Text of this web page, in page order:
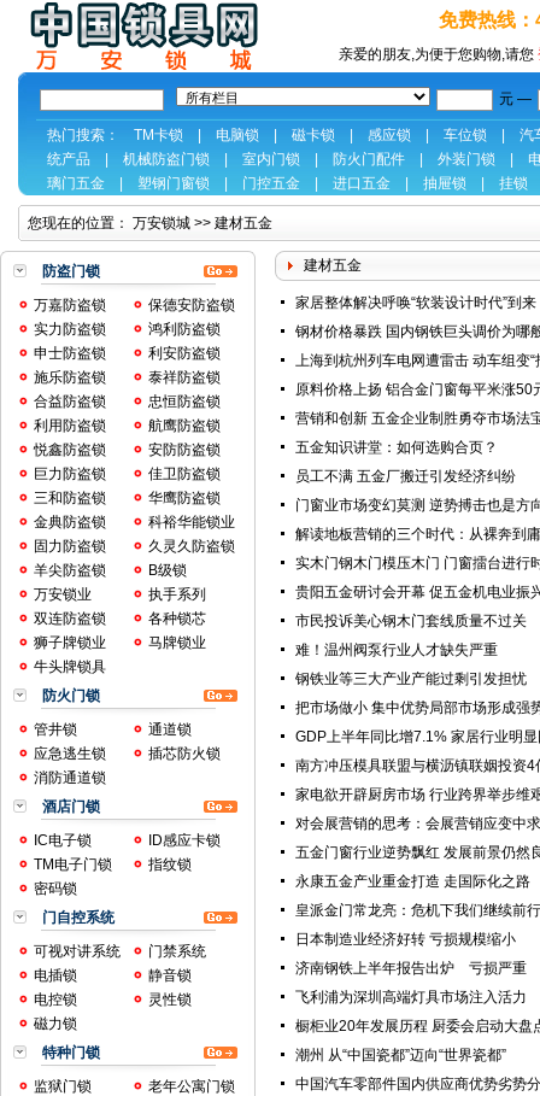
免费热线
亲爱的朋友,为便于您购物,请您
元 —
热门搜索： TM卡锁 电脑锁 磁卡锁 感应锁 车位锁
汽
统产品
机械防盗门锁 室内门锁 防火门配件 外装门锁
璃门五金
塑钢门窗锁 门控五金 进口五金 抽屉锁 挂锁
您现在的位置： 万安锁城 >> 建材五金
防盗门锁
万嘉防盗锁
保德安防盗锁
实力防盗锁
鸿利防盗锁
申士防盗锁
利安防盗锁
施乐防盗锁
泰祥防盗锁
合益防盗锁
忠恒防盗锁
利用防盗锁
航鹰防盗锁
悦鑫防盗锁
安防防盗锁
巨力防盗锁
佳卫防盗锁
三和防盗锁
华鹰防盗锁
金典防盗锁
科裕华能锁业
固力防盗锁
久灵久防盗锁
羊尖防盗锁
B级锁
万安锁业
执手系列
双连防盗锁
各种锁芯
狮子牌锁业
马牌锁业
牛头牌锁具
防火门锁
管井锁
通道锁
应急逃生锁
插芯防火锁
消防通道锁
酒店门锁
IC电子锁
ID感应卡锁
TM电子门锁
指纹锁
密码锁
门自控系统
可视对讲系统
门禁系统
电插锁
静音锁
电控锁
灵性锁
磁力锁
特种门锁
监狱门锁
老年公寓门锁
建材五金
家居整体解决呼唤“软装设计时代”到来
钢材价格暴跌 国内钢铁巨头调价为哪
上海到杭州列车电网遭雷击 动车组变“
原料价格上扬 铝合金门窗每平米涨50
营销和创新 五金企业制胜勇夺市场法
五金知识讲堂：如何选购合页？
员工不满 五金厂搬迁引发经济纠纷
门窗业市场变幻莫测 逆势搏击也是方
解读地板营销的三个时代：从裸奔到
实木门钢木门模压木门 门窗擂台进行
贵阳五金研讨会开幕 促五金机电业振
市民投诉美心钢木门套线质量不过关
难！温州阀泵行业人才缺失严重
钢铁业等三大产业产能过剩引发担忧
把市场做小 集中优势局部市场形成强
GDP上半年同比增7.1% 家居行业明
南方冲压模具联盟与横沥镇联姻投资4
家电欲开辟厨房市场 行业跨界举步维
对会展营销的思考：会展营销应变中
五金门窗行业逆势飘红 发展前景仍然
永康五金产业重金打造 走国际化之路
皇派金门常龙亮：危机下我们继续前行
日本制造业经济好转 亏损规模缩小
济南钢铁上半年报告出炉 亏损严重
飞利浦为深圳高端灯具市场注入活力
橱柜业20年发展历程 厨委会启动大盘
潮州 从“中国瓷都”迈向“世界瓷都”
中国汽车零部件国内供应商优势劣势